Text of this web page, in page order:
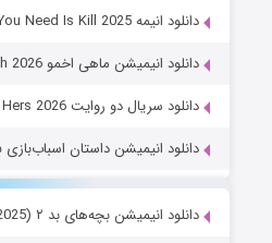
دانلود انیمه All You Need Is Kill 2025
دانلود انیمیشن ماهی اخمو The Pout-Pout Fish 2026
دانلود سریال دو روایت His & Hers 2026
دانلود انیمیشن داستان اسباب‌بازی ۵ Toy Story 5 (2026)
دانلود انیمیشن بچه‌های بد ۲ The Bad Guys 2 (2025)